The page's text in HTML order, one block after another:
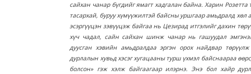
сайхан чанар бүгдийг ямагт хадгалан байна. Харин Розетта
тасархай, буруу хүмүүжилтэй байсны уршгаар амьдралд хөл
эсэргүүцэн зэвүүцэж байгаа нь Цезирад итгэлийг дахин
хүч чадал, сайн сайхан шинж чанар нь гашуудал
дуусган хэвийн амьдралдаа эргэн орох найдвар
дурлалын хувьд хэсэг хугацааны турш үхмэл байснаараа
болсон» гэж хэлж байгаагаар илэрнэ. Энэ бол хайр